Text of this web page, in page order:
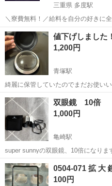
三重県 多度駅
＼寮費無料！／給料を自分の好きに
社特典最大20万円！｜入社から半年
くほど時給UP☆ トヨタ車の製造（組立・加工など） トヨタ車体各工
場でのミニバン・SUV...
三重 いなべ市 多度駅 そ
値下げしました
1,200円
青塚駅
綺麗に保管していたのでまだお使い
愛知 津島市 青塚駅 望遠
双眼鏡 10倍
1,000円
亀崎駅
super sunnyの双眼鏡、10倍になりま
お譲りします。 よろしくお願いいた
愛知 半田市 望遠
0504-071 拡 大
100円